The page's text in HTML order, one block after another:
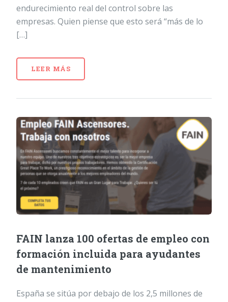
endurecimiento real del control sobre las
empresas. Quien piense que esto será “más de lo
[…]
LEER MÁS
FAIN lanza 100 ofertas de empleo con
formación incluida para ayudantes
de mantenimiento
España se sitúa por debajo de los 2,5 millones de